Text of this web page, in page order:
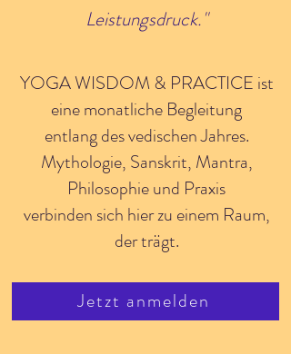
Leistungsdruck."
YOGA WISDOM & PRACTICE ist
eine monatliche Begleitung
entlang des vedischen Jahres.
Mythologie, Sanskrit, Mantra,
Philosophie und Praxis
verbinden sich hier zu einem Raum,
der trägt.
Jetzt anmelden